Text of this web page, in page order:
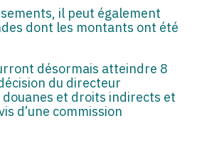
il peut également
dont les montants ont été
désormais atteindre 8
du directeur
et droits indirects et
d’une commission